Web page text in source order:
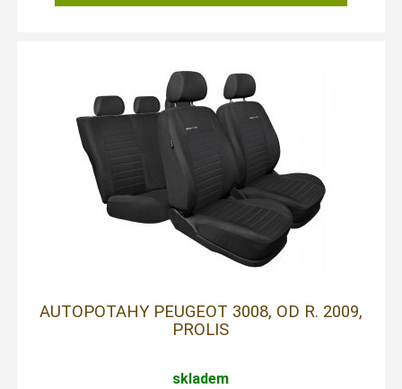
AUTOPOTAHY PEUGEOT 3008, OD R. 2009,
PROLIS
skladem